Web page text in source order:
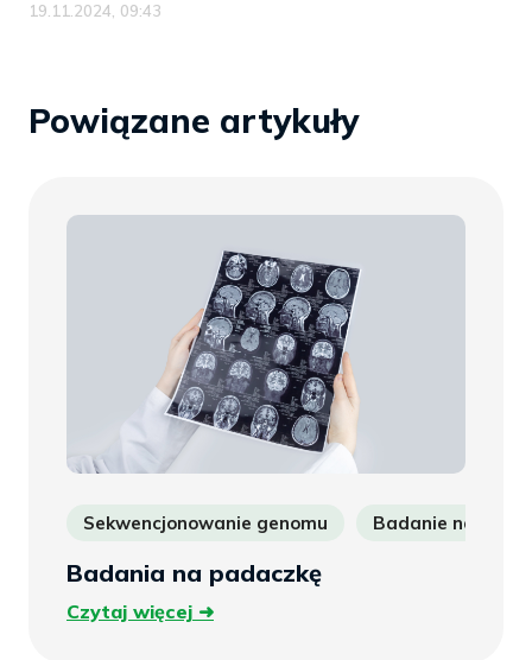
19.11.2024, 09:43
Powiązane artykuły
Sekwencjonowanie genomu Badanie na
Badania na padaczkę
Czytaj więcejCzytaj